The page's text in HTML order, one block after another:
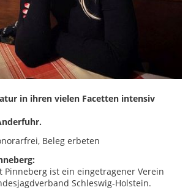
in ihren vielen Facetten intensiv
Beleg erbeten
Pinneberg ist ein eingetragener Verein
Schleswig-Holstein.